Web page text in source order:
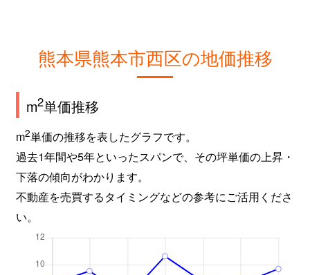
熊本県熊本市西区の地価推移
m2単価推移
m2単価の推移を表したグラフです。
過去1年間や5年といったスパンで、その坪単価の上昇・
下落の傾向がわかります。
不動産を売買するタイミングなどの参考にご活用くださ
い。